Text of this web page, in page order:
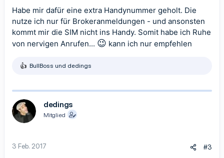
Habe mir dafür eine extra Handynummer geholt. Die
nutze ich nur für Brokeranmeldungen - und ansonsten
kommt mir die SIM nicht ins Handy. Somit habe ich Ruhe
von nervigen Anrufen... 😉 kann ich nur empfehlen
R
k
t
i
o
n
:
BullBoss und dedings
dedings
Mitglied
3 Feb. 2017 #3